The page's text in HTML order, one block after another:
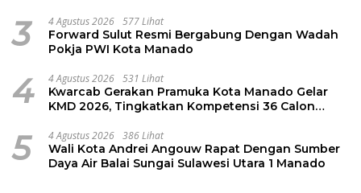
3 4 Agustus 2026 577 Lihat
Forward Sulut Resmi Bergabung Dengan Wadah
Pokja PWI Kota Manado
4 4 Agustus 2026 531 Lihat
Kwarcab Gerakan Pramuka Kota Manado Gelar
KMD 2026, Tingkatkan Kompetensi 36 Calon
5 4 Agustus 2026 386 Lihat
Wali Kota Andrei Angouw Rapat Dengan Sumber
Daya Air Balai Sungai Sulawesi Utara 1 Manado